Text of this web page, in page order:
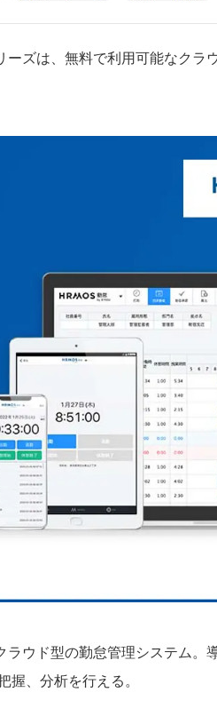
ズは、無料で利用可能なクラ
ウド型の勤怠管理システム。
、分析を行える。